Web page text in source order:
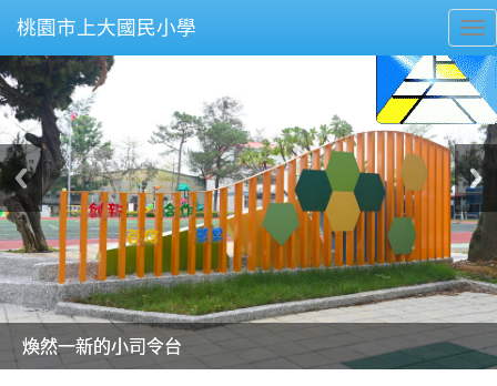
桃園市上大國民小學
美麗的操場是我們活力的來源
美麗的操場是我們活力的來源
煥然一新的小司令台
煥然一新的小司令台
富含桃園埤塘田園風光意象的中廊
富含桃園埤塘田園風光意象的中廊
嶄新的中庭廣場
嶄新的中庭廣場
水生池生生不息
水生池生生不息